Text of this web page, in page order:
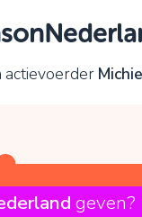
actievoerder
geven?